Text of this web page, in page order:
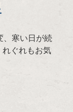
寒い日が続
ぐれもお気